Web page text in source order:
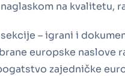
naglaskom na kvalitetu,
– igrani i
europske
zajedničke